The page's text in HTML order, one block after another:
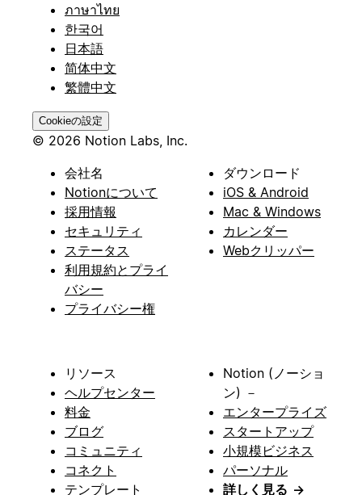
ภาษาไทย
한국어
日本語
简体中文
繁體中文
Cookieの設定
© 2026 Notion Labs, Inc.
会社名
Notionについて
採用情報
セキュリティ
ステータス
利用規約とプライ
バシー
プライバシー権
ダウンロード
iOS & Android
Mac & Windows
カレンダー
Webクリッパー
リソース
ヘルプセンター
料金
ブログ
コミュニティ
コネクト
テンプレート
Notion (ノーショ
ン) －
エンタープライズ
スタートアップ
小規模ビジネス
パーソナル
詳しく見る →